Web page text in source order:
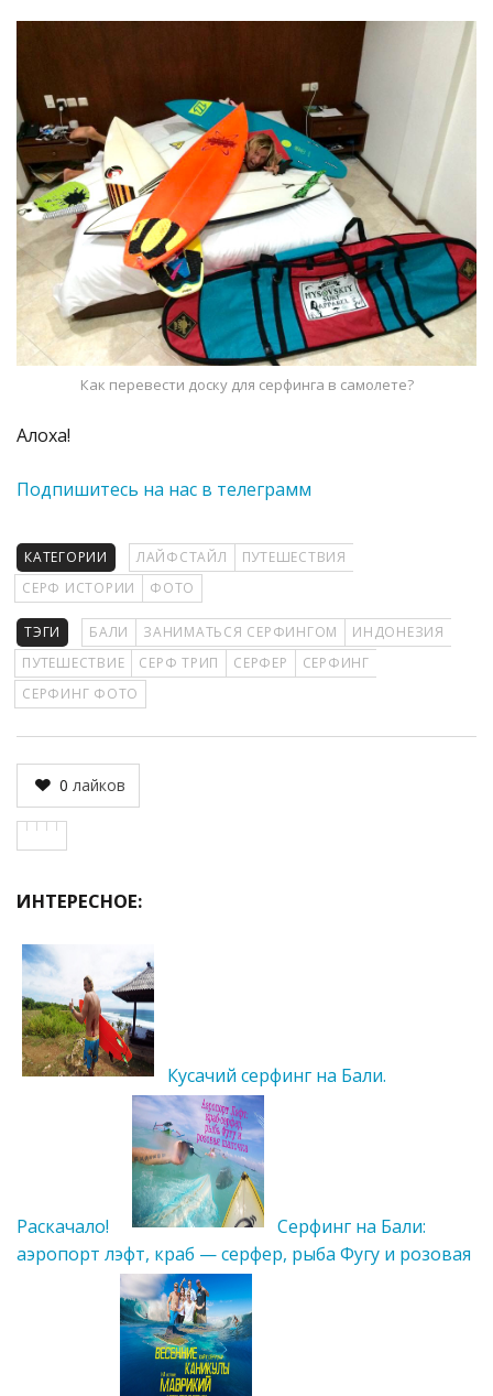
Как перевести доску для серфинга в самолете?
Алоха!
Подпишитесь на нас в телеграмм
КАТЕГОРИИ ЛАЙФСТАЙЛ
ПУТЕШЕСТВИЯ
СЕРФ ИСТОРИИ
ФОТО
ТЭГИ БАЛИ ЗАНИМАТЬСЯ СЕРФИНГОМ
ИНДОНЕЗИЯ
ПУТЕШЕСТВИЕ
СЕРФ ТРИП СЕРФЕР
СЕРФИНГ
СЕРФИНГ ФОТО
0 лайков
ИНТЕРЕСНОЕ:
Кусачий серфинг на Бали.
Раскачало!
Серфинг на Бали:
аэропорт лэфт, краб — серфер, рыба Фугу и розовая